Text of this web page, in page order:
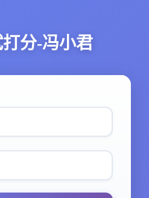
分-冯小君